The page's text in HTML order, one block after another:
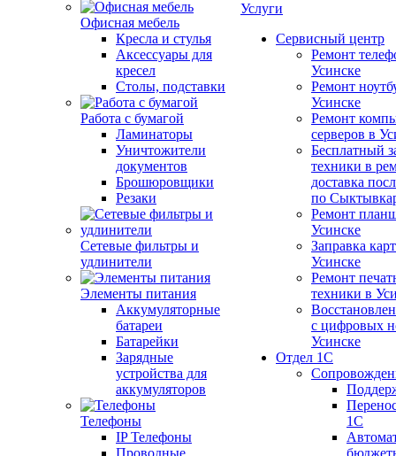
Офисная мебель
Кресла и стулья
Аксессуары для
кресел
Столы, подставки
Работа с бумагой
Ламинаторы
Уничтожители
документов
Брошюровщики
Резаки
Сетевые фильтры и
удлинители
Элементы питания
Аккумуляторные
батареи
Батарейки
Зарядные
устройства для
аккумуляторов
Телефоны
IP Телефоны
Проводные
Услуги
Сервисный центр
Ремонт
Усинске
Ремонт
Усинске
Ремонт
серверов в
Бесплатный
техники в
доставка
по
Ремонт
Усинске
Заправка
Усинске
Ремонт
техники в
с цифровых
Усинске
Отдел 1С
1С